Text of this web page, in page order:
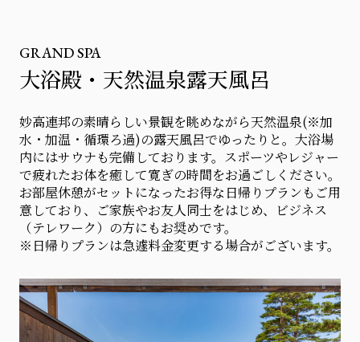
GRAND SPA
大浴殿・天然温泉露天風呂
妙高連邦の素晴らしい景観を眺めながら天然温泉(※加
水・加温・循環ろ過)の露天風呂でゆったりと。大浴場
内にはサウナも完備しております。スポーツやレジャー
で疲れたお体を癒して寛ぎの時間をお過ごしください。
お部屋休憩がセットになったお得な日帰りプランもご用
意しており、ご家族やお友人同士をはじめ、ビジネス
（テレワーク）の方にもお奨めです。
※日帰りプランは急遽料金変更する場合がございます。